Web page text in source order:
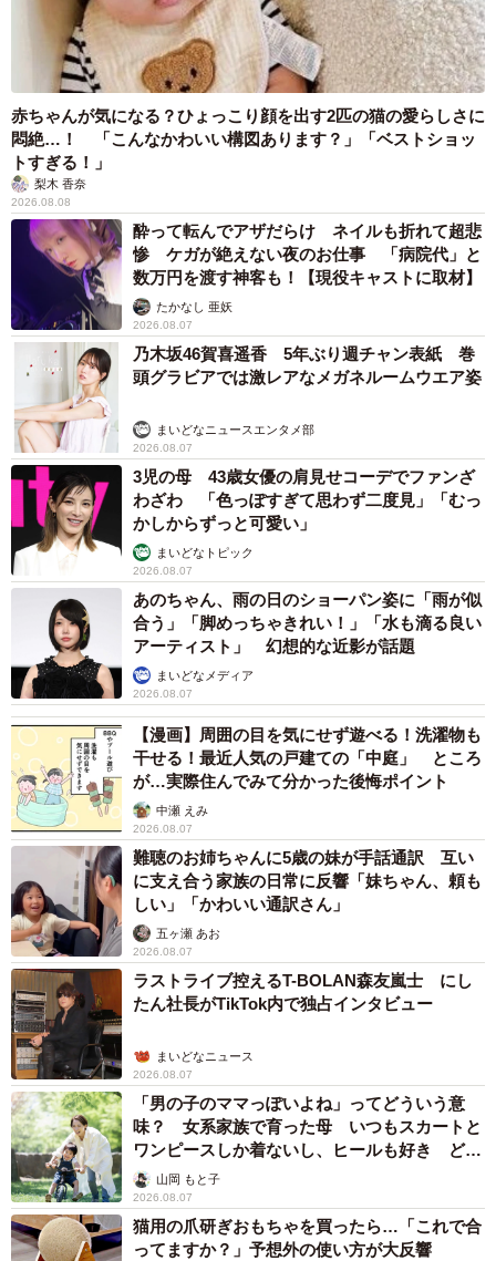
赤ちゃんが気になる？ひょっこり顔を出す2匹の猫の愛らしさに
悶絶…！ 「こんなかわいい構図あります？」「ベストショッ
トすぎる！」
梨木 香奈
2026.08.08
酔って転んでアザだらけ ネイルも折れて超悲
惨 ケガが絶えない夜のお仕事 「病院代」と
数万円を渡す神客も！【現役キャストに取材】
たかなし 亜妖
2026.08.07
乃木坂46賀喜遥香 5年ぶり週チャン表紙 巻
頭グラビアでは激レアなメガネルームウエア姿
まいどなニュースエンタメ部
2026.08.07
3児の母 43歳女優の肩見せコーデでファンざ
わざわ 「色っぽすぎて思わず二度見」「むっ
かしからずっと可愛い」
まいどなトピック
2026.08.07
あのちゃん、雨の日のショーパン姿に「雨が似
合う」「脚めっちゃきれい！」「水も滴る良い
アーティスト」 幻想的な近影が話題
まいどなメディア
2026.08.07
【漫画】周囲の目を気にせず遊べる！洗濯物も
干せる！最近人気の戸建ての「中庭」 ところ
が…実際住んでみて分かった後悔ポイント
中瀬 えみ
2026.08.07
難聴のお姉ちゃんに5歳の妹が手話通訳 互い
に支え合う家族の日常に反響「妹ちゃん、頼も
しい」「かわいい通訳さん」
五ヶ瀬 あお
2026.08.07
ラストライブ控えるT-BOLAN森友嵐士 にし
たん社長がTikTok内で独占インタビュー
まいどなニュース
2026.08.07
「男の子のママっぽいよね」ってどういう意
味？ 女系家族で育った母 いつもスカートと
ワンピースしか着ないし、ヒールも好き どの
へんが…
山岡 もと子
2026.08.07
猫用の爪研ぎおもちゃを買ったら…「これで合
ってますか？」予想外の使い方が大反響